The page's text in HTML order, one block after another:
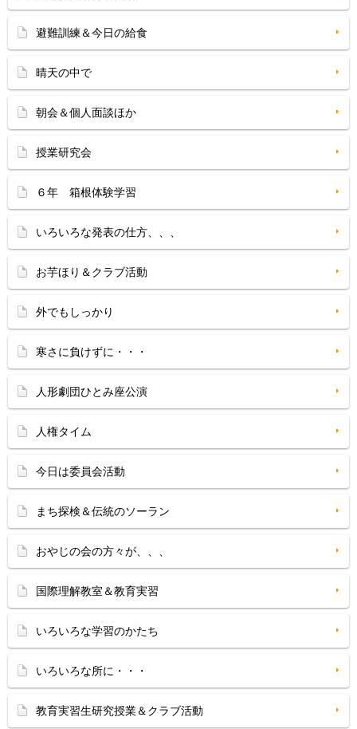
避難訓練＆今日の給食
晴天の中で
朝会＆個人面談ほか
授業研究会
６年 箱根体験学習
いろいろな発表の仕方、、、
お芋ほり＆クラブ活動
外でもしっかり
寒さに負けずに・・・
人形劇団ひとみ座公演
人権タイム
今日は委員会活動
まち探検＆伝統のソーラン
おやじの会の方々が、、、
国際理解教室＆教育実習
いろいろな学習のかたち
いろいろな所に・・・
教育実習生研究授業＆クラブ活動